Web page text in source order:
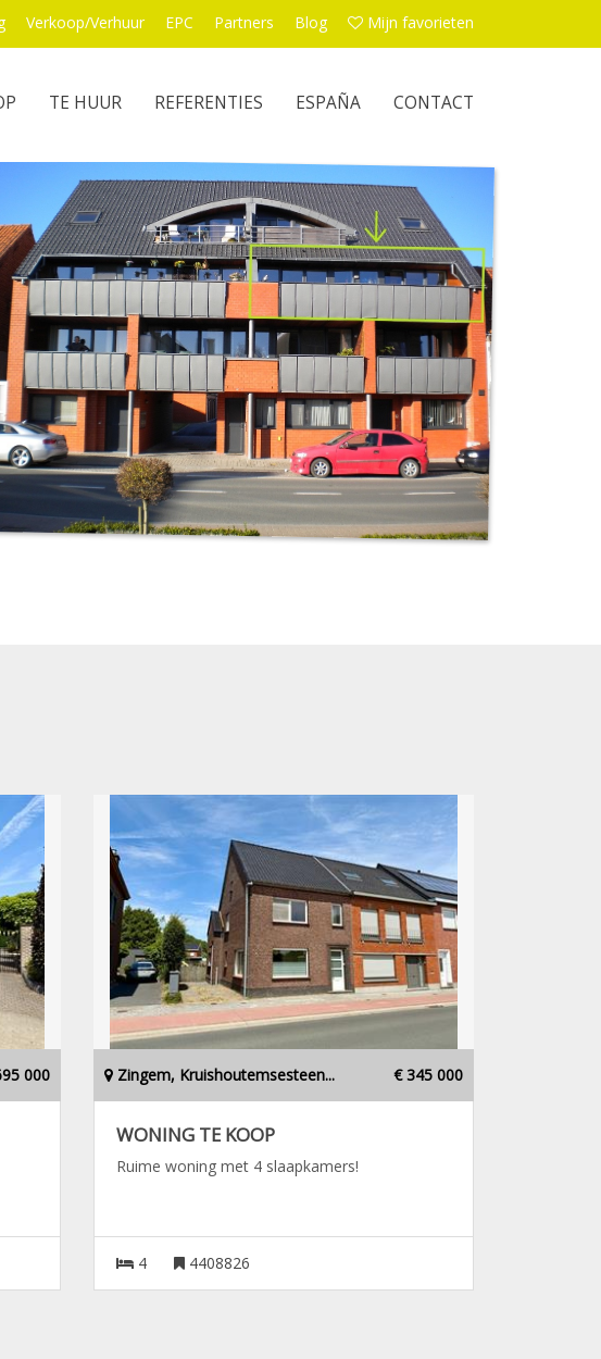
Verkoop/Verhuur EPC Partners Blog Mijn favorieten
TE HUUR REFERENTIES ESPAÑA CONTACT
000 Zingem, Kruishoutemsesteen... € 345 000
WONING TE KOOP
Ruime woning met 4 slaapkamers!
4 4408826